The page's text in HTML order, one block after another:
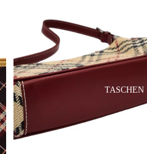
TASCHEN